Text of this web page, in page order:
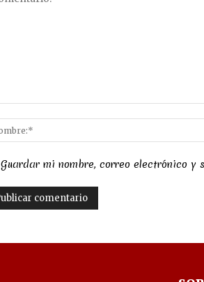
Guardar mi nombre, correo electrónico